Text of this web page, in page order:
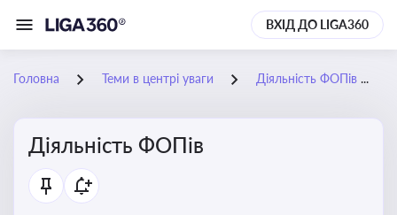
ВХІД ДО LIGA360
Головна Теми в центрі уваги Діяльність ФОПів
Діяльність ФОПів